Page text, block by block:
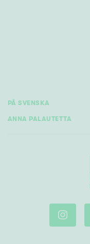
PÅ SVENSKA
ANNA PALAUTETTA